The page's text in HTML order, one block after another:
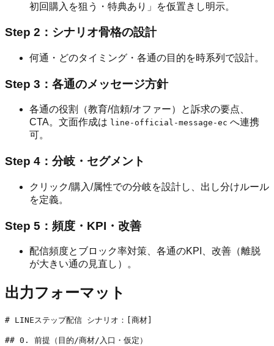
初回購入を狙う・特典あり」を仮置きし明示。
Step 2：シナリオ骨格の設計
何通・どのタイミング・各通の目的を時系列で設計。
Step 3：各通のメッセージ方針
各通の役割（教育/信頼/オファー）と訴求の要点、
CTA。文面作成は line-official-message-ec へ連携
可。
Step 4：分岐・セグメント
クリック/購入/属性での分岐を設計し、出し分けルール
を定義。
Step 5：頻度・KPI・改善
配信頻度とブロック率対策、各通のKPI、改善（離脱
が大きい通の見直し）。
出力フォーマット
# LINEステップ配信 シナリオ：[商材]
## 0. 前提（目的/商材/入口・仮定）